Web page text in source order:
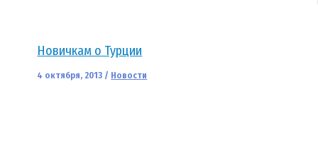
Новичкам о Турции
4 октября, 2013 / Новости